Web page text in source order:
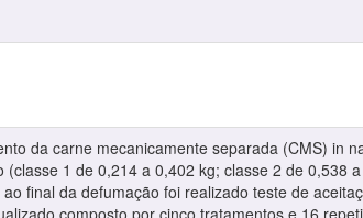
da carne mecanicamente separada (CMS) in
1 de 0,214 a 0,402 kg; classe 2 de 0,538
final da defumação foi realizado teste de